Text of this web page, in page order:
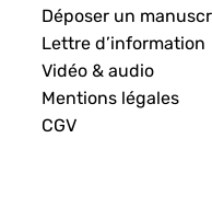
Déposer un
Lettre d’information
Vidéo & audio
Mentions légales
CGV